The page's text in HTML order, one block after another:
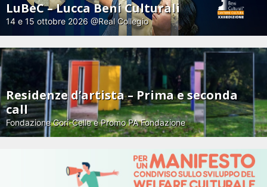
LuBeC – Lucca Beni Culturali
14 e 15 ottobre 2026 @Real Collegio
Residenze d’artista – Prima e seconda
call
Fondazione Gori-Celle e Promo PA Fondazione